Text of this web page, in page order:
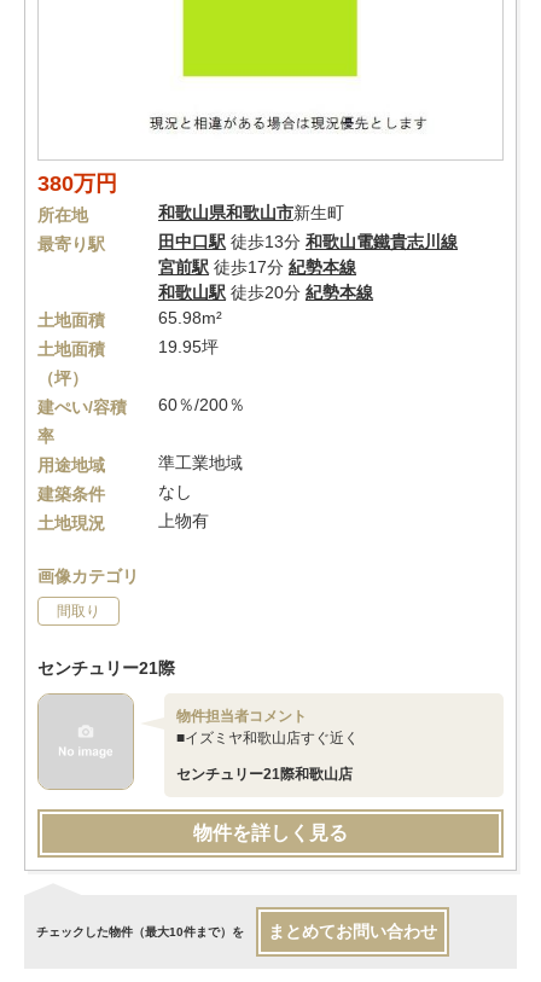
380万円
所在地 和歌山県和歌山市新生町
最寄り駅
田中口駅 徒歩13分 和歌山電鐵貴志川線
宮前駅 徒歩17分 紀勢本線
和歌山駅 徒歩20分 紀勢本線
土地面積
65.98m²
土地面積
（坪）
19.95坪
建ぺい/容積
率
60％/200％
用途地域
準工業地域
建築条件
なし
土地現況
上物有
画像カテゴリ
間取り
センチュリー21際
物件担当者コメント
■イズミヤ和歌山店すぐ近く
センチュリー21際和歌山店
物件を詳しく見る
チェックした物件（最大10件まで）を まとめてお問い合わせ